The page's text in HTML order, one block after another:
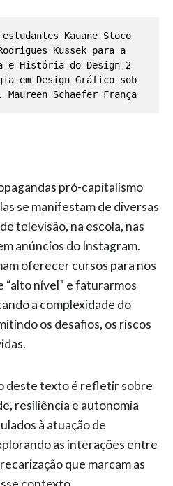
Kauane Stoco
Kussek para a
e História do Design 2
em Design Gráfico sob
Schaefer França
pró-capitalismo
se manifestam de diversas
televisão, na escola, nas
anúncios do Instagram.
oferecer cursos para nos
“alto nível” e faturarmos
a complexidade do
os desafios, os riscos
deste texto é refletir sobre
resiliência e autonomia
à atuação de
as interações entre
que marcam as